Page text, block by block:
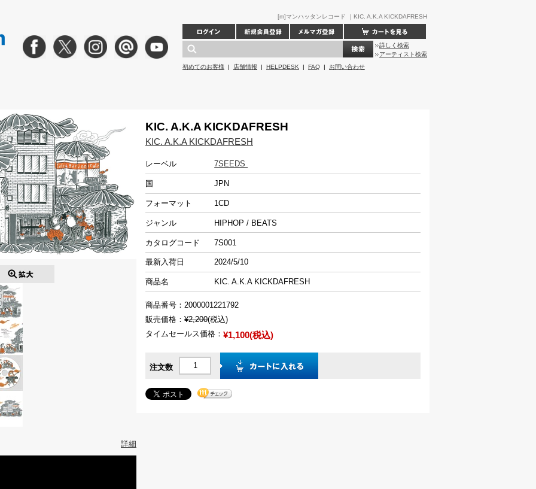
[m]マンハッタンレコード ｜KIC. A.K.A KICKDAFRESH
詳しく検索
アーティスト検索
初めてのお客様 | 店舗情報 | HELPDESK | FAQ | お問い合わせ
KIC. A.K.A KICKDAFRESH
KIC. A.K.A KICKDAFRESH
レーベル 7SEEDS
国 JPN
フォーマット 1CD
ジャンル HIPHOP / BEATS
カタログコード 7S001
最新入荷日 2024/5/10
商品名 KIC. A.K.A KICKDAFRESH
商品番号： 2000001221792
販売価格： ¥2,200(税込)
タイムセールス価格： ¥1,100(税込)
注文数
詳細